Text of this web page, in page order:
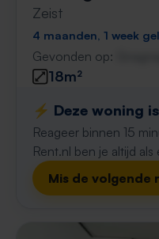
Zeist
4 maanden, 1 week
Gevonden op:
18m²
⚡️ Deze woning
Reageer binnen 15
Rent.nl ben je altijd als
Mis de volgende